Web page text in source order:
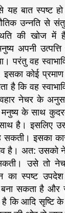
दी
स
मा
चा
र
प
त्र
बात स्पष्ट हो
उन्नति से
की खोज में
अपनी
परंतु वह
इसका कोई
है कि वह
नेचर के
मनुष्य के साथ
है। इसलिए
सकती। इसका
है। अत:
सकती। उसे तो
का स्पष्ट
बना सकता है
है कि आदि सृष्टि